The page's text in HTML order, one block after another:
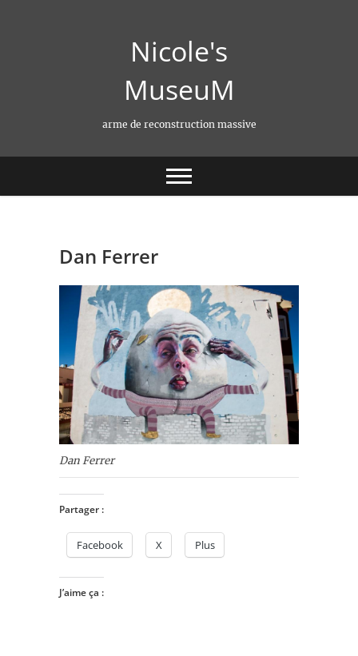
Nicole's
MuseuM
arme de reconstruction massive
Dan Ferrer
Dan Ferrer
Partager :
Facebook X Plus
J’aime ça :